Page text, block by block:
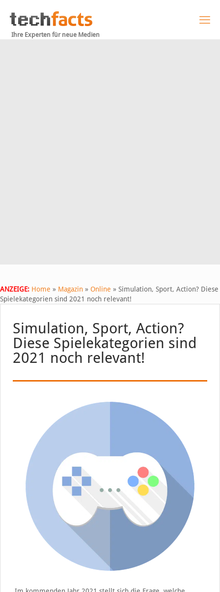
Ihre Experten für neue Medien
ANZEIGE: Home » Magazin » Online » Simulation, Sport, Action? Diese
Spielekategorien sind 2021 noch relevant!
Simulation, Sport, Action?
Diese Spielekategorien sind
2021 noch relevant!